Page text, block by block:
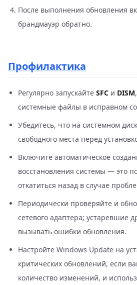
После выполнения обновления
брандмауэр обратно.
Профилактика
Регулярно запускайте SFC и DISM
системные файлы в исправном
Убедитесь, что на системном
свободного места перед
Включите автоматическое
восстановления системы — это
откатиться назад в случае
Периодически проверяйте и
сетевого адаптера; устаревшие
вызывать ошибки обновления.
Настройте Windows Update на
критических обновлений, если
количество изменений, и